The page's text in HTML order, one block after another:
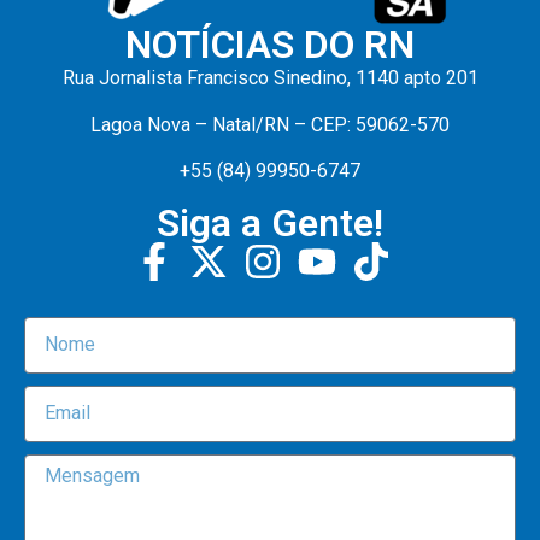
NOTÍCIAS DO RN
Rua Jornalista Francisco Sinedino, 1140 apto 201
Lagoa Nova – Natal/RN – CEP: 59062-570
+55 (84) 99950-6747
Siga a Gente!